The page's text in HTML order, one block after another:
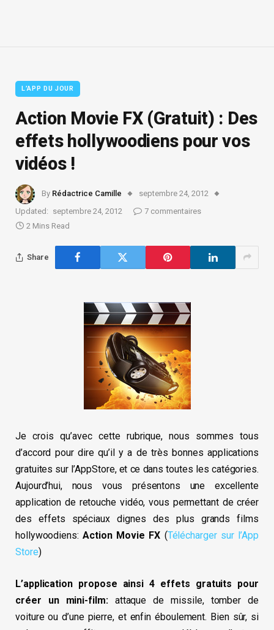
L’APP DU JOUR
Action Movie FX (Gratuit) : Des
effets hollywoodiens pour vos
vidéos !
By Rédactrice Camille
septembre 24, 2012
Updated: septembre 24, 2012
7 commentaires
2 Mins Read
Share
Je crois qu’avec cette rubrique, nous sommes tous
d’accord pour dire qu’il y a de très bonnes applications
gratuites sur l’AppStore, et ce dans toutes les catégories.
Aujourd’hui, nous vous présentons une excellente
application de retouche vidéo, vous permettant de créer
des effets spéciaux dignes des plus grands films
hollywoodiens:Action Movie FX (Télécharger sur l’App
Store)
L’application propose ainsi 4 effets gratuits pour
créer un mini-film:attaque de missile, tomber de
voiture ou d’une pierre, et enfin éboulement. Bien sûr, si